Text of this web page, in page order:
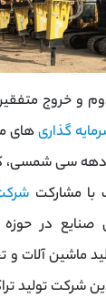
و خروج
گذاریهای
سی شمسی،
با مشارکت
صنایع در
ماشین آلات و
شرکت تولید